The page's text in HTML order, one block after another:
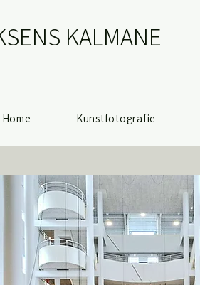
KALMANE​
Home Kunstfotografie